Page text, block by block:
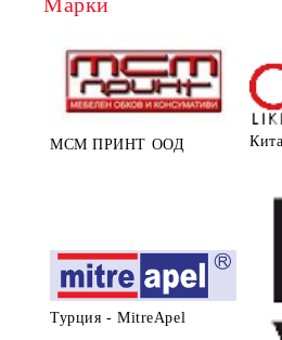
Марки
МСМ ПРИНТ ООД
Турция - MitreApel